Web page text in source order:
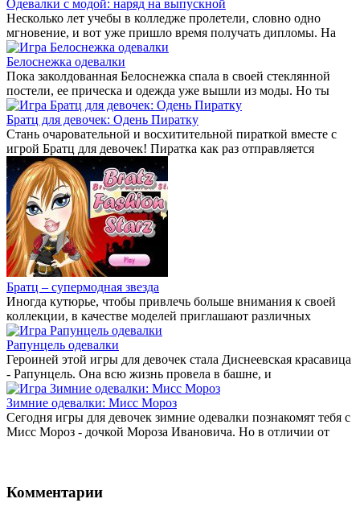
Одевалки с модой: наряд на выпускной
Несколько лет учебы в колледже пролетели, словно одно
мгновение, и вот уже пришло время получать дипломы. На
Белоснежка одевалки
Пока заколдованная Белоснежка спала в своей стеклянной
постели, ее прическа и одежда уже вышли из моды. Но ты
Братц для девочек: Одень Пиратку
Стань очаровательной и восхитительной пираткой вместе с
игрой Братц для девочек! Пиратка как раз отправляется
Братц – супермодная звезда
Иногда кутюрье, чтобы привлечь больше внимания к своей
коллекции, в качестве моделей приглашают различных
Рапунцель одевалки
Героиней этой игры для девочек стала Диснеевская красавица
- Рапунцель. Она всю жизнь провела в башне, и
Зимние одевалки: Мисс Мороз
Сегодня игры для девочек зимние одевалки познакомят тебя с
Мисс Мороз - дочкой Мороза Ивановича. Но в отличии от
Комментарии